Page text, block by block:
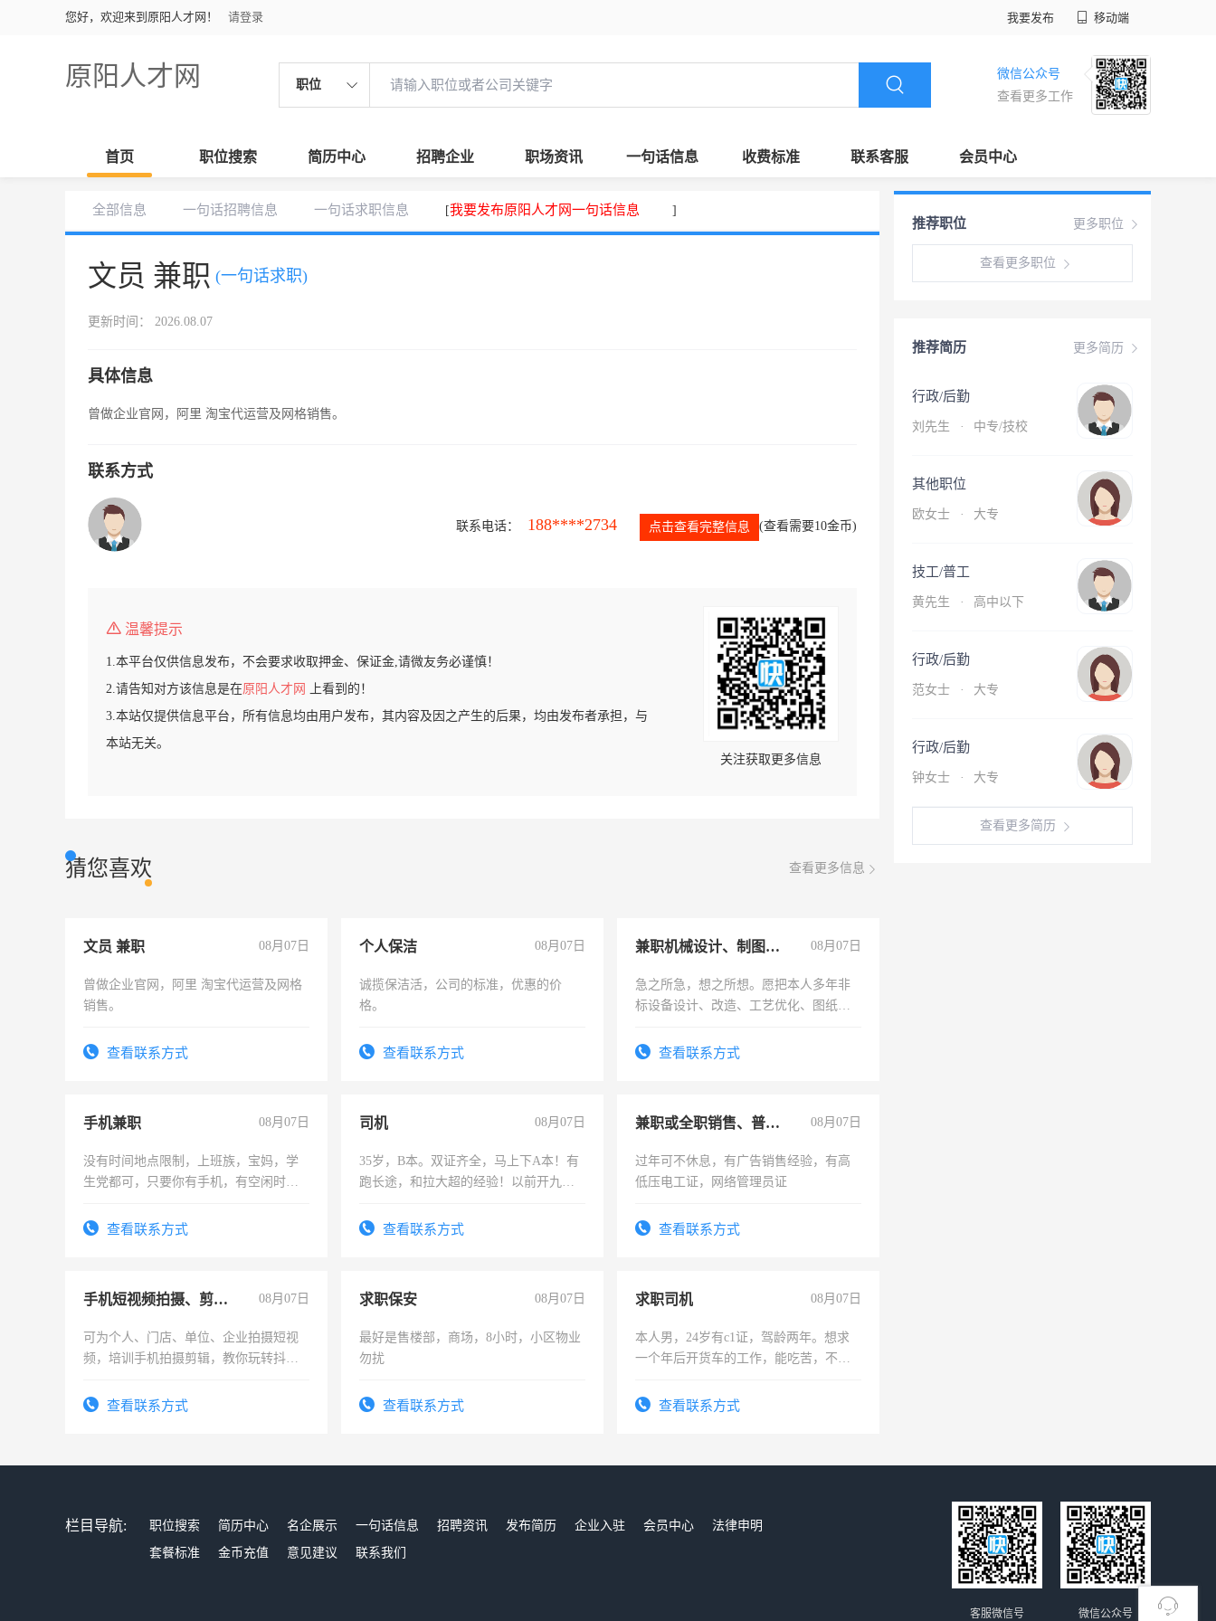
您好，欢迎来到原阳人才网！ 请登录 我要发布 移动端
原阳人才网 职位
微信公众号
查看更多工作
首页 职位搜索 简历中心 招聘企业 职场资讯 一句话信息 收费标准 联系客服 会员中心
全部信息 一句话招聘信息 一句话求职信息 [我要发布原阳人才网一句话信息 ]
文员 兼职 (一句话求职)
更新时间： 2026.08.07
具体信息
曾做企业官网，阿里 淘宝代运营及网格销售。
联系方式
联系电话： 188****2734 点击查看完整信息 (查看需要10金币)
温馨提示
1.本平台仅供信息发布，不会要求收取押金、保证金,请微友务必谨慎！
2.请告知对方该信息是在原阳人才网
上看到的！
3.本站仅提供信息平台，所有信息均由用户发布，其内容及因之产生的后果，均由发布者承担，与
本站无关。
关注获取更多信息
猜您喜欢 查看更多信息
文员 兼职 08月07日
曾做企业官网，阿里 淘宝代运营及网格
销售。
查看联系方式
个人保洁 08月07日
诚揽保洁活，公司的标准，优惠的价
格。
查看联系方式
兼职机械设计、制图、设备改造 08月07日
急之所急，想之所想。愿把本人多年非
标设备设计、改造、工艺优化、图纸制
结识有识之士，共享未来。
查看联系方式
手机兼职 08月07日
没有时间地点限制，上班族，宝妈，学
生党都可，只要你有手机，有空闲时
勤快的四五十，每天挣零花钱没问题！
查看联系方式
司机 08月07日
35岁，B本。双证齐全，马上下A本！有
跑长途，和拉大超的经验！以前开九米
查看联系方式
兼职或全职销售、普工、维修 08月07日
过年可不休息，有广告销售经验，有高
低压电工证，网络管理员证
查看联系方式
手机短视频拍摄、剪辑、抖音快手 08月07日
可为个人、门店、单位、企业拍摄短视
频，培训手机拍摄剪辑，教你玩转抖音
频，培训手机拍摄剪辑，教你玩转抖
查看联系方式
求职保安 08月07日
最好是售楼部，商场，8小时，小区物业
勿扰
查看联系方式
求职司机 08月07日
本人男，24岁有c1证，驾龄两年。想求
一个年后开货车的工作，能吃苦，不怕
查看联系方式
更多职位
推荐职位
查看更多职位
更多简历
推荐简历
行政/后勤
刘先生 · 中专/技校
其他职位
欧女士 · 大专
技工/普工
黄先生 · 高中以下
行政/后勤
范女士 · 大专
行政/后勤
钟女士 · 大专
查看更多简历
栏目导航: 职位搜索 简历中心 名企展示 一句话信息 招聘资讯 发布简历 企业入驻 会员中心
法律申明
套餐标准
金币充值 意见建议 联系我们
微信公众号
客服微信号